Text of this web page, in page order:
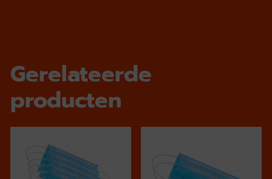
Gerelateerde
producten